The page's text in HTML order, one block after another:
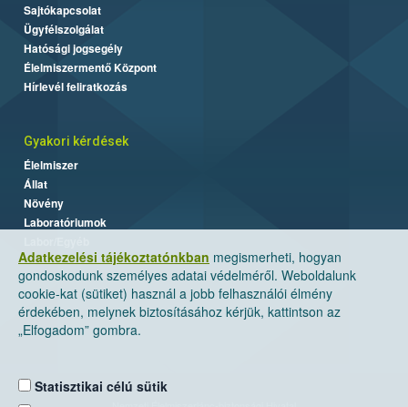
Adatkezelési tájékoztatónkban megismerheti, hogyan
gondoskodunk személyes adatai védelméről. Weboldalunk
cookie-kat (sütiket) használ a jobb felhasználói élmény
érdekében, melynek biztosításához kérjük, kattintson az
„Elfogadom” gombra.
Statisztikai célú sütik
Sajtókapcsolat
Ügyfélszolgálat
Hatósági jogsegély
Élelmiszermentő Központ
Hírlevél feliratkozás
Gyakori kérdések
Élelmiszer
Állat
Növény
Laboratóriumok